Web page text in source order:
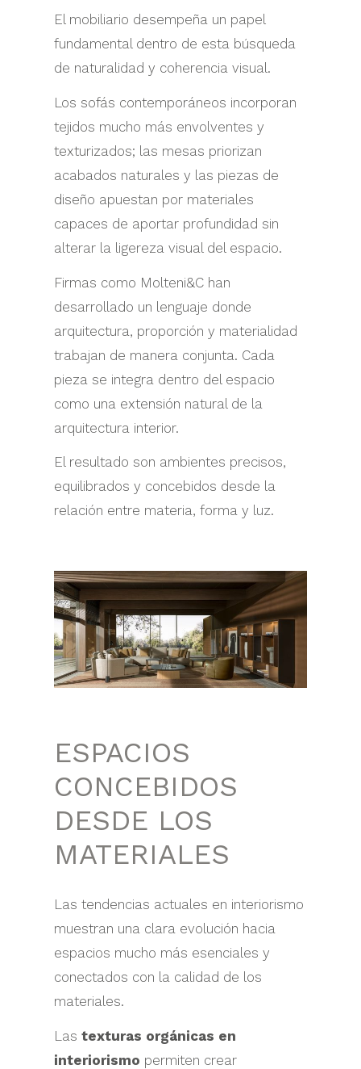
El mobiliario desempeña un papel
fundamental dentro de esta búsqueda
de naturalidad y coherencia visual.
Los sofás contemporáneos incorporan
tejidos mucho más envolventes y
texturizados; las mesas priorizan
acabados naturales y las piezas de
diseño apuestan por materiales
capaces de aportar profundidad sin
alterar la ligereza visual del espacio.
Firmas como Molteni&C han
desarrollado un lenguaje donde
arquitectura, proporción y materialidad
trabajan de manera conjunta. Cada
pieza se integra dentro del espacio
como una extensión natural de la
arquitectura interior.
El resultado son ambientes precisos,
equilibrados y concebidos desde la
relación entre materia, forma y luz.
ESPACIOS
CONCEBIDOS
DESDE LOS
MATERIALES
Las tendencias actuales en interiorismo
muestran una clara evolución hacia
espacios mucho más esenciales y
conectados con la calidad de los
materiales.
Las texturas orgánicas en
interiorismo permiten crear